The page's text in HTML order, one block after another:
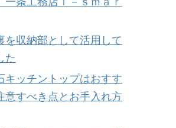
を収納部として活用して
た
キッチントップはおすす
すべき点とお手入れ方